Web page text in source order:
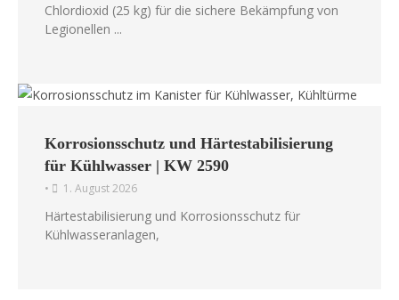
Chlordioxid (25 kg) für die sichere Bekämpfung von
Legionellen ...
Korrosionsschutz und Härtestabilisierung
für Kühlwasser | KW 2590
• 1. August 2026
Härtestabilisierung und Korrosionsschutz für
Kühlwasseranlagen,